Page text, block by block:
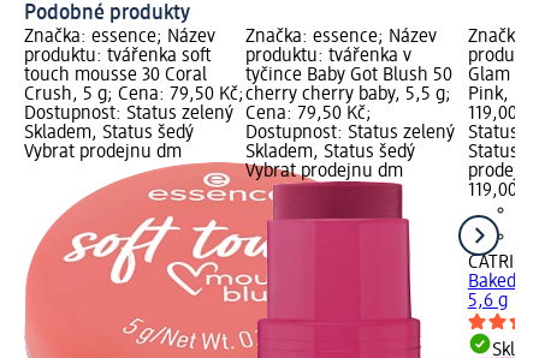
Podobné produkty
Značka: essence; Název
produktu: tvářenka soft
touch mousse 30 Coral
Crush, 5 g; Cena: 79,50 Kč;
Dostupnost: Status zelený
Skladem, Status šedý
Vybrat prodejnu dm
Značka: essence; Název
produktu: tvářenka v
tyčince Baby Got Blush 50
cherry cherry baby, 5,5 g;
Cena: 79,50 Kč;
Dostupnost: Status zelený
Skladem, Status šedý
Vybrat prodejnu dm
Značka:
Glam
Pink,
119,00
Status
Status
119,00
CATRICE
Baked
5,6 g